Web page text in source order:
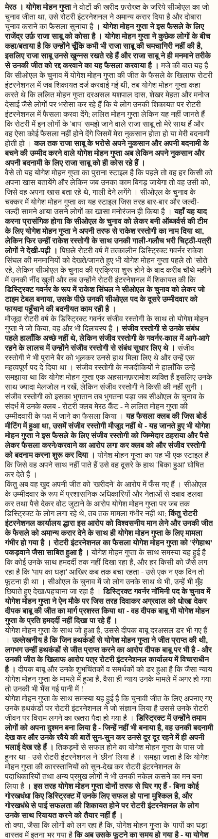
मेरठ । योगेश मोहन गुप्ताने वोटों की खरीद-फ़रोख्त के जरिये सीओएल का जो
चुनाव जीता था, उसे रोटरी इंटरनेशनल ने अमान्य करार दिया है और दोबारा
चुनाव कराने का फैसला सुनाया है ।योगेश मोहन गुप्ता ने इस फैसले के लिए
राजेंद्र उर्फ़ राजा साबू को कोसा है । योगेश मोहन गुप्ता ने कुछेक लोगों के बीच
कहा/बताया है कि उन्होंने चूँकि कभी भी राजा साबू की चमचागिरी नहीं की है,
इसलिए राजा साबू उनसे खुन्नस रखते रहे हैं और राजा साबू ने ही मनमाने तरीके
से उनकी जीत को रद्द करवाने का यह फैसला करवाया है । मजे की बात यह है
कि सीओएल के चुनाव में योगेश मोहन गुप्ता की जीत के फैसले के खिलाफ रोटरी
इंटरनेशनल में जब शिकायत दर्ज करवाई गई थी, तब योगेश मोहन गुप्ता कहा
करते थे कि ललित मोहन गुप्ता दरअसल यशपाल दास, शेखर मेहता और मनोज
देसाई जैसे लोगों पर भरोसा कर रहे हैं कि ये लोग उनकी शिकायत पर रोटरी
इंटरनेशनल में फैसला करवा देंगे; ललित मोहन गुप्ता लेकिन यह नहीं जानते हैं
कि रोटरी में इन लोगों के 'बाप' समझे जाने वाले राजा साबू तो मेरे साथ हैं और
वह ऐसा कोई फैसला नहीं होने देंगे जिसमें मेरा नुकसान होता हो या मेरी बदनामी
होती हो ।कल तक राजा साबू के भरोसे अपने नुकसान और अपनी बदनामी के
बचने की उम्मीद करने वाले योगेश मोहन गुप्ता अब लेकिन अपने नुकसान और
अपनी बदनामी के लिए राजा साबू को ही कोस रहे हैं ।
वैसे तो यह योगेश मोहन गुप्ता का पुराना स्टाइल है कि पहले तो वह हर किसी को
अपना खास बतायेंगे और लेकिन जब उनका काम बिगड़ जायेगा तो वह उसी को,
जिसे वह अपना खास बता रहे थे, गाली देने लगेंगे । सीओएल के चुनाव के
चक्कर में योगेश मोहन गुप्ता का यह स्टाइल जिस तरह बार-बार और जल्दी-
जल्दी सामने आया उसने लोगों का खासा मनोरंजन ही किया है ।यहाँ यह याद
करना प्रासंगिक होगा कि सीओएल के चुनाव को लेकर बनी ऑब्जर्वर्स की टीम
के लिए योगेश मोहन गुप्ता ने अपनी तरफ से राकेश रस्तोगी का नाम दिया था,
लेकिन फिर उन्हीं राकेश रस्तोगी के साथ उनकी गाली-गलौच भरी चिट्ठी-पत्री
लोगों ने देखी-पढ़ी । पिछले रोटरी वर्ष में तत्कालीन डिस्ट्रिक्ट गवर्नर राकेश
सिंघल की मनमानियों को देखते/जानते हुए भी योगेश मोहन गुप्ता पहले तो 'सोते'
रहे, लेकिन सीओएल के चुनाव की प्रक्रिया शुरू होने के बाद करीब चौथे महीने
में उनकी नींद खुली और तब उन्होंने रोटरी इंटरनेशनल में शिकायत की कि
डिस्ट्रिक्ट गवर्नर के रूप में राकेश सिंघल ने सीओएल के चुनाव को लेकर जो
टाइम टेबल बनाया, उसके पीछे उनकी सीओएल पद के दूसरे उम्मीदवार को
फायदा पहुँचाने की बदनीयत काम रही है ।
मौजूदा रोटरी वर्ष के डिस्ट्रिक्ट गवर्नर संजीव रस्तोगी के साथ तो योगेश मोहन
गुप्ता ने जो किया, वह और भी दिलचस्प है ।संजीव रस्तोगी से उनके संबंध
पहले हालाँकि अच्छे नहीं थे, लेकिन संजीव रस्तोगी के गवर्नर-काल में आगे-आगे
रहने के लालच में उन्होंने संजीव रस्तोगी से संबंध सुधार लिए थे । संजीव
रस्तोगी ने भी पुराने बैर को भूलकर उनसे हाथ मिला लिए थे और उन्हें एक
महत्वपूर्ण पद दे दिया था । संजीव रस्तोगी के नजदीकियों ने हालाँकि उन्हें
समझाया था कि योगेश मोहन गुप्ता एक अहसानफ़रामोश व्यक्ति हैं इसलिए उनके
साथ ज्यादा मेलजोल न रखें, लेकिन संजीव रस्तोगी ने किसी की नहीं सुनी ।
संजीव रस्तोगी को इसका भुगतान तब भुगतना पड़ा जब सीओएल के चुनाव के
संदर्भ में उनके क्लब - रोटरी क्लब मेरठ कैंट - ने ललित मोहन गुप्ता की
उम्मीदवारी के पक्ष में जाने का फैसला किया ।यह फैसला क्लब की जिस बोर्ड
मीटिंग में हुआ था, उसमें संजीव रस्तोगी मौजूद नहीं थे - यह जानते हुए भी योगेश
मोहन गुप्ता ने इस फैसले के लिए संजीव रस्तोगी को जिम्मेदार ठहराया और पैसे
लेकर फैसला करने/करवाने का आरोप लगा कर क्लब को और संजीव रस्तोगी
को बदनाम करना शुरू कर दिया । योगेश मोहन गुप्ता का यह भी एक स्टाइल है
कि जिसे वह अपने साथ नहीं पाते हैं उसे वह दूसरे के हाथ 'बिका हुआ' घोषित
कर देते हैं ।
किंतु अब वह खुद अपनी जीत को 'खरीदने' के आरोप में फँस गए हैं । सीओएल
के उम्मीदवार के रूप में प्रशासनिक अधिकारियों और नेताओं से दबाव डलवा
कर तथा पैसे देकर वोट जुटाने के आरोप योगेश मोहन गुप्ता पर जब तक
डिस्ट्रिक्ट के लोग लगा रहे थे, तब तक मामला गंभीर नहीं था;किंतु रोटरी
इंटरनेशनल कार्यालय द्धारा इस आरोप को विश्वसनीय मान लेने और उनकी जीत
के फैसले को अमान्य करार देने के साथ ही योगेश मोहन गुप्ता के लिए मामला
गंभीर हो गया है । रोटरी इंटरनेशनल का फैसला योगेश मोहन गुप्ता को 'रंगेहाथ'
पकड़वाने जैसा साबित हुआ है । योगेश मोहन गुप्ता के साथ समस्या यह हुई है
कि कोई उनके साथ हमदर्दी तक नहीं दिखा रहा है, और हर किसी को जैसे लग
रहा है कि 'पाप का घड़ा' आखिर कब तक बचा रहता - उसे एक न एक दिन तो
फूटना ही था । सीओएल के चुनाव में जो लोग उनके साथ थे भी, उन्हें भी मुँह
छिपाते हुए देखा/पहचाना जा रहा है ।डिस्ट्रिक्ट गवर्नर नॉमिनी पद के चुनाव में
योगेश मोहन गुप्ता ने ऐन मौके पर जिस तरह दिवाकर अग्रवाल को धोखा देकर
दीपक बाबू की जीत का मार्ग प्रशस्त किया था - वह दीपक बाबू भी योगेश मोहन
गुप्ता के प्रति हमदर्दी नहीं दिखा पा रहे हैं ।
योगेश मोहन गुप्ता के साथ जो हुआ है, उससे दीपक बाबू दरअसल डर भी गए हैं
।उल्लेखनीय है कि जिन हथकंडों से योगेश मोहन गुप्ता ने जीत प्राप्त की थी,
लगभग उन्हीं हथकंडों से जीत प्राप्त करने का आरोप दीपक बाबू पर भी है - और
उनकी जीत के खिलाफ आरोप पत्र रोटरी इंटरनेशनल कार्यालय में विचाराधीन
है । दीपक बाबू और उनके शुभचिंतकों व समर्थकों को डर हुआ है कि जैसा न्याय
योगेश मोहन गुप्ता के मामले में हुआ है, वैसा ही न्याय उनके मामले में अगर हो गया
तो उनकी भी भैंस गई पानी में !
योगेश मोहन गुप्ता के साथ समस्या यह हुई है कि चुनावी जीत के लिए अपनाए गए
उनके हथकंडों पर रोटरी इंटरनेशनल ने जो संज्ञान लिया है उससे उनके रोटरी
जीवन पर विराम लगने का खतरा पैदा हो गया है ।डिस्ट्रिक्ट में उन्होंने तमाम
लोगों को अपना दुश्मन बना लिया है - जिन्हें नहीं भी बनाया है, वह उनकी बदनामी
देख कर और उनके रवैये की बातें सुन-सुन कर उनसे दूर दूर रहने में ही अपनी
भलाई देख रहे हैं । तिकड़मों से सफल होने का योगेश मोहन गुप्ता के पास जो
हुनर था - उसे रोटरी इंटरनेशनल ने 'छीन' लिया है । समझा जाता है कि योगेश
मोहन गुप्ता की कारस्तानियों को सुन-देख कर रोटरी इंटरनेशनल के
पदाधिकारियों तथा अन्य प्रमुख लोगों ने भी उनकी नकेल कसने का मन बना
लिया है ।इस तरह योगेश मोहन गुप्ता दोनों तरफ से घिर गए हैं - बिना कोई
गोरखधंधा किए डिस्ट्रिक्ट में उनके लिए सफल हो पाना मुश्किल है, और
गोरखधंधे से पाई सफलता की शिकायत होने पर रोटरी इंटरनेशनल के लोग
उनके साथ रियायत करने को तैयार नहीं हैं ।
तो क्या, जैसा कि लोगों को लग रहा है कि, योगेश मोहन गुप्ता के 'पापों का घड़ा'
वास्तव में इतना भर गया हैकि अब उसके फूटने का समय हो गया है - या योगेश